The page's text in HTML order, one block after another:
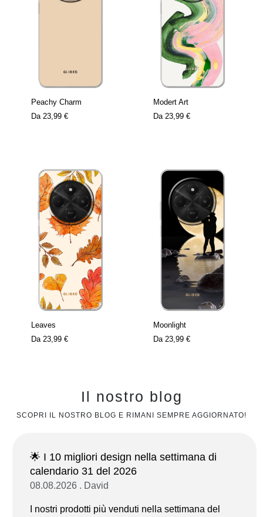
Peachy Charm
Da 23,99 €
Modert Art
Da 23,99 €
Leaves
Da 23,99 €
Moonlight
Da 23,99 €
Il nostro blog
SCOPRI IL NOSTRO BLOG E RIMANI SEMPRE AGGIORNATO!
🌟 I 10 migliori design nella settimana di
calendario 31 del 2026
08.08.2026 . David
I nostri prodotti più venduti nella settimana del